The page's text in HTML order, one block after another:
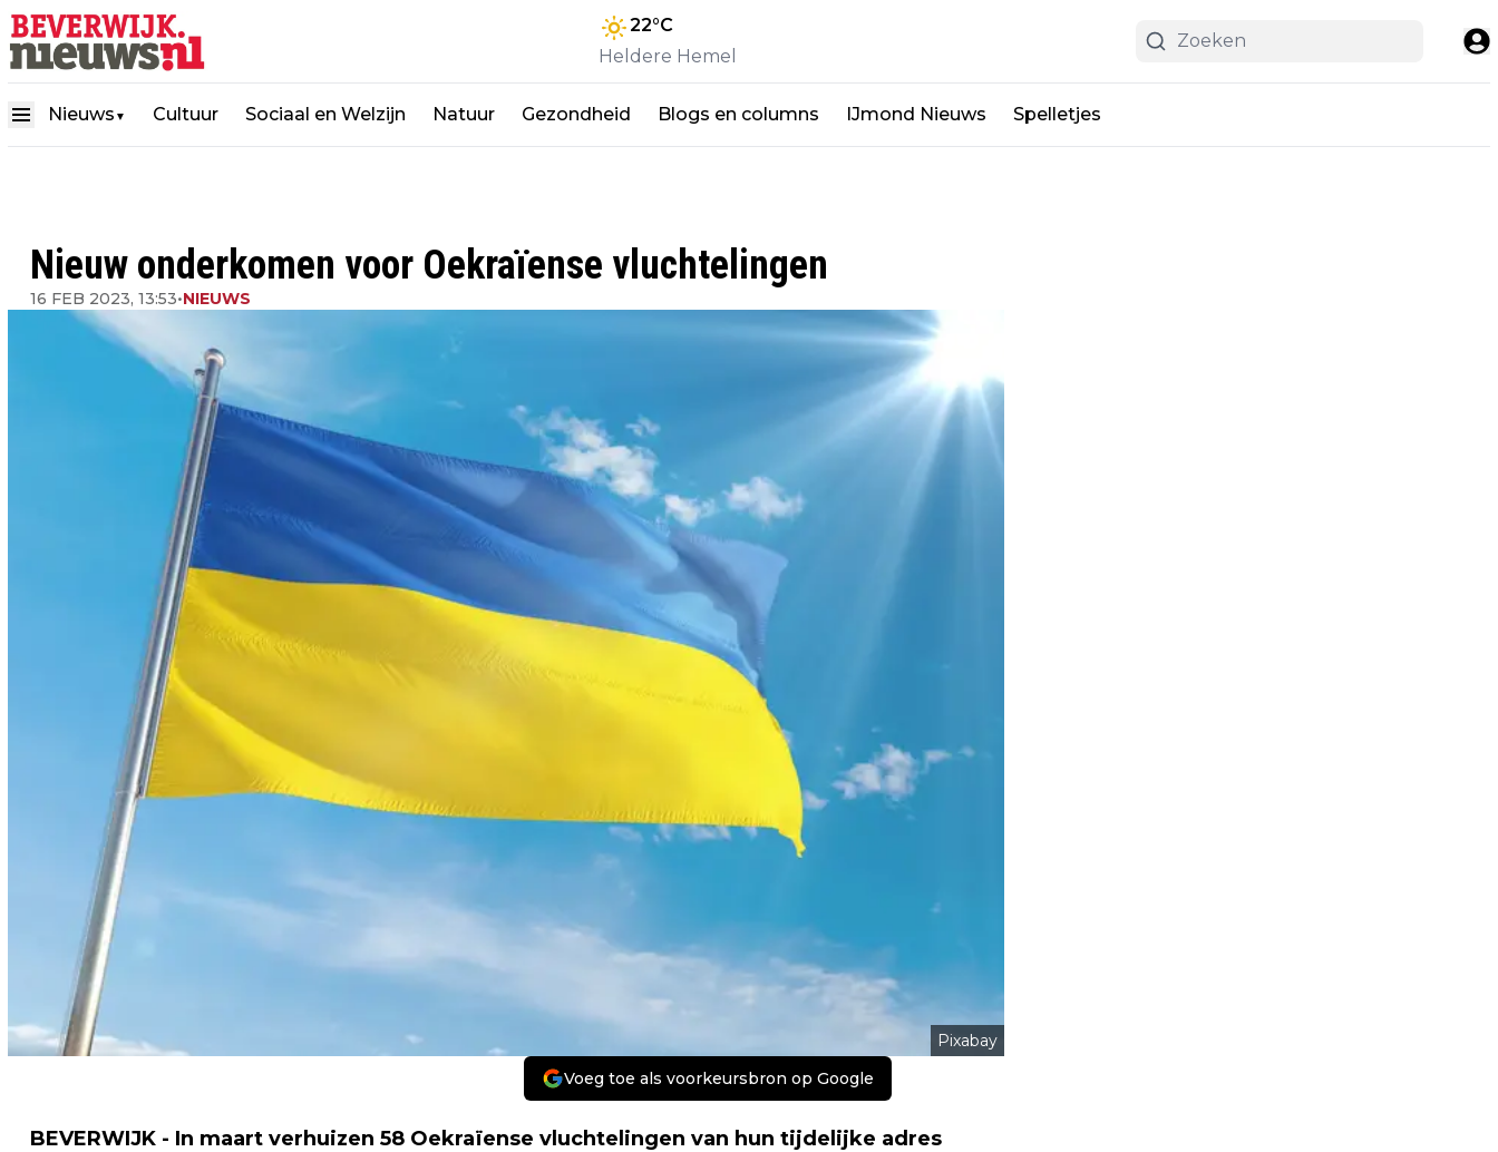
22°C
Heldere Hemel
Nieuws ▼ Cultuur Sociaal en Welzijn Natuur Gezondheid Blogs en columns IJmond Nieuws Spelletjes
Nieuw onderkomen voor Oekraïense vluchtelingen
16 FEB 2023, 13:53•NIEUWS
Pixabay
Voeg toe als voorkeursbron op Google
BEVERWIJK - In maart verhuizen 58 Oekraïense vluchtelingen van hun tijdelijke adres